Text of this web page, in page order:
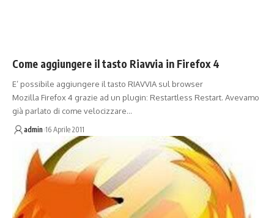
Come aggiungere il tasto Riavvia in Firefox 4
E’ possibile aggiungere il tasto RIAVVIA sul browser
Mozilla Firefox 4 grazie ad un plugin: Restartless Restart. Avevamo
già parlato di come velocizzare…
admin 16 Aprile 2011